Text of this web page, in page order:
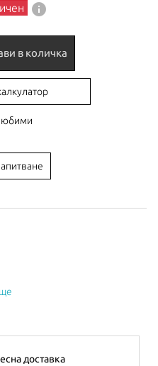
info
в количка
доставка